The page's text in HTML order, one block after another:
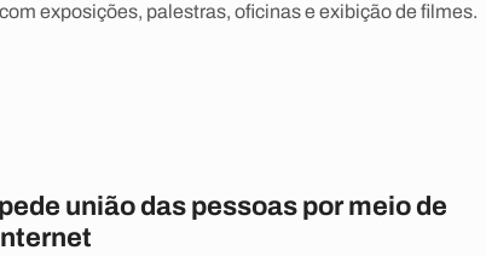
exposições, palestras, oficinas e exibição de filmes.
união das pessoas por meio de